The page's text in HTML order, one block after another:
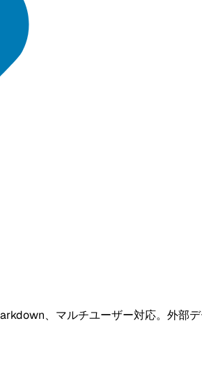
、マルチユーザー対応。外部デ